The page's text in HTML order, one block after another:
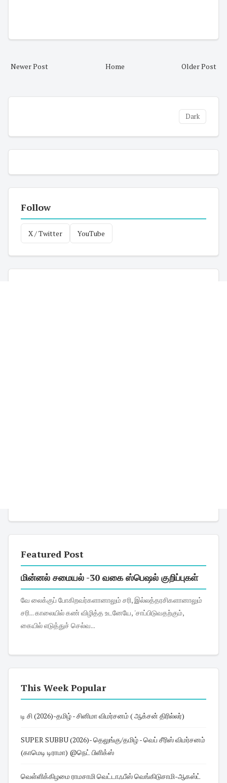
Newer Post Older Post
Home
Dark
Follow
X / Twitter YouTube
Featured Post
மின்னல் சமையல் -30 வகை ஸ்பெஷல் குறிப்புகள்
வே லைக்குப் போகிறவர்களானாலும் சரி, இல்லத்தரசிகளானாலும்
சரி... காலையில் கண் விழித்த உடனேயே, 'சாப்பிடுவதற்கும்,
கையில் எடுத்துச் செல்வ...
This Week Popular
டி சி (2026)-தமிழ் - சினிமா விமர்சனம் ( ஆக்சன் திரில்லர்)
SUPER SUBBU (2026)- தெலுங்கு/தமிழ் - வெப் சீரிஸ் விமர்சனம்
(காமெடி டிராமா) @நெட் பிளிக்ஸ்
வெள்ளிக்கிழமை ராமசாமி வெட்டாஃபீஸ் வெங்கிடுசாமி-ஆகஸ்ட்